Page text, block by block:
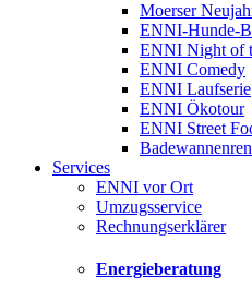
Moerser
ENNI-Hunde-
ENNI Night of
ENNI Comedy
ENNI Laufserie
ENNI Ökotour
ENNI Street
Services
ENNI vor Ort
Umzugsservice
Rechnungserklärer
Energieberatung